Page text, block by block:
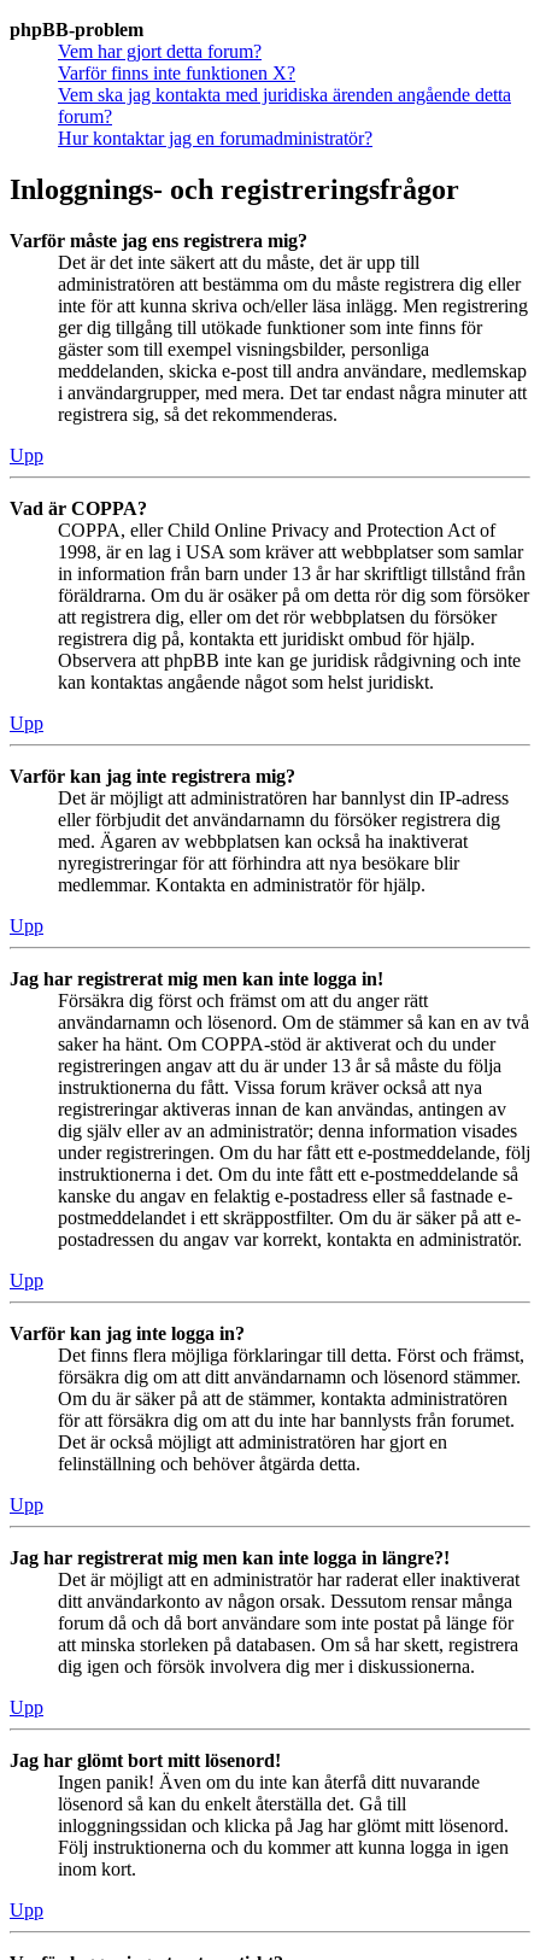
phpBB-problem
Vem har gjort detta forum?
Varför finns inte funktionen X?
Vem ska jag kontakta med juridiska ärenden angående detta
forum?
Hur kontaktar jag en forumadministratör?
Inloggnings- och registreringsfrågor
Varför måste jag ens registrera mig?
Det är det inte säkert att du måste, det är upp till
administratören att bestämma om du måste registrera dig eller
inte för att kunna skriva och/eller läsa inlägg. Men registrering
ger dig tillgång till utökade funktioner som inte finns för
gäster som till exempel visningsbilder, personliga
meddelanden, skicka e-post till andra användare, medlemskap
i användargrupper, med mera. Det tar endast några minuter att
registrera sig, så det rekommenderas.
Upp
Vad är COPPA?
COPPA, eller Child Online Privacy and Protection Act of
1998, är en lag i USA som kräver att webbplatser som samlar
in information från barn under 13 år har skriftligt tillstånd från
föräldrarna. Om du är osäker på om detta rör dig som försöker
att registrera dig, eller om det rör webbplatsen du försöker
registrera dig på, kontakta ett juridiskt ombud för hjälp.
Observera att phpBB inte kan ge juridisk rådgivning och inte
kan kontaktas angående något som helst juridiskt.
Upp
Varför kan jag inte registrera mig?
Det är möjligt att administratören har bannlyst din IP-adress
eller förbjudit det användarnamn du försöker registrera dig
med. Ägaren av webbplatsen kan också ha inaktiverat
nyregistreringar för att förhindra att nya besökare blir
medlemmar. Kontakta en administratör för hjälp.
Upp
Jag har registrerat mig men kan inte logga in!
Försäkra dig först och främst om att du anger rätt
användarnamn och lösenord. Om de stämmer så kan en av två
saker ha hänt. Om COPPA-stöd är aktiverat och du under
registreringen angav att du är under 13 år så måste du följa
instruktionerna du fått. Vissa forum kräver också att nya
registreringar aktiveras innan de kan användas, antingen av
dig själv eller av an administratör; denna information visades
under registreringen. Om du har fått ett e-postmeddelande, följ
instruktionerna i det. Om du inte fått ett e-postmeddelande så
kanske du angav en felaktig e-postadress eller så fastnade e-
postmeddelandet i ett skräppostfilter. Om du är säker på att e-
postadressen du angav var korrekt, kontakta en administratör.
Upp
Varför kan jag inte logga in?
Det finns flera möjliga förklaringar till detta. Först och främst,
försäkra dig om att ditt användarnamn och lösenord stämmer.
Om du är säker på att de stämmer, kontakta administratören
för att försäkra dig om att du inte har bannlysts från forumet.
Det är också möjligt att administratören har gjort en
felinställning och behöver åtgärda detta.
Upp
Jag har registrerat mig men kan inte logga in längre?!
Det är möjligt att en administratör har raderat eller inaktiverat
ditt användarkonto av någon orsak. Dessutom rensar många
forum då och då bort användare som inte postat på länge för
att minska storleken på databasen. Om så har skett, registrera
dig igen och försök involvera dig mer i diskussionerna.
Upp
Jag har glömt bort mitt lösenord!
Ingen panik! Även om du inte kan återfå ditt nuvarande
lösenord så kan du enkelt återställa det. Gå till
inloggningssidan och klicka på Jag har glömt mitt lösenord.
Följ instruktionerna och du kommer att kunna logga in igen
inom kort.
Upp